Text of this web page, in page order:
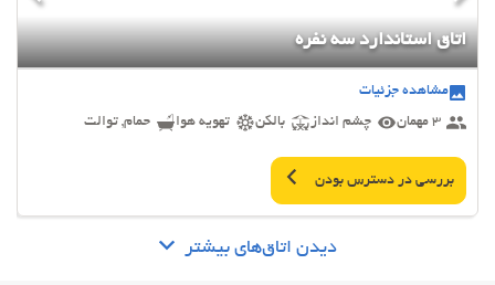
اتاق استاندارد سه نفره
مشاهده جزئیات
3 مهمان
چشم انداز بالکن تهویه هوا حمام, توالت
بررسی در دسترس بودن
دیدن اتاق‌های بیشتر